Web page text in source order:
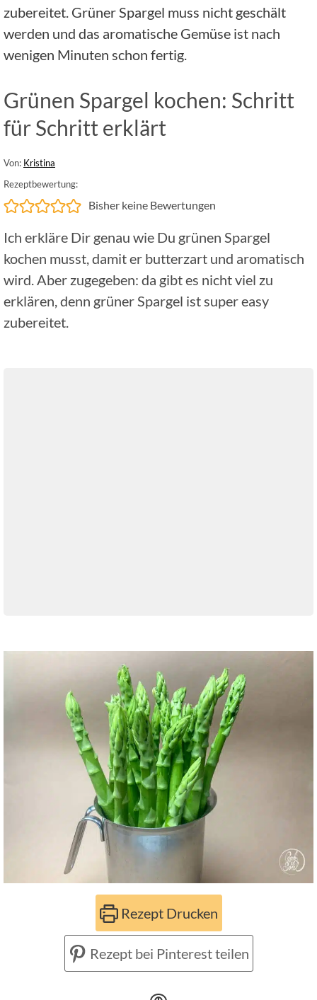
zubereitet. Grüner Spargel muss nicht geschält
werden und das aromatische Gemüse ist nach
wenigen Minuten schon fertig.
Grünen Spargel kochen: Schritt
für Schritt erklärt
Von: Kristina
Rezeptbewertung:
Bisher keine Bewertungen
Ich erkläre Dir genau wie Du grünen Spargel
kochen musst, damit er butterzart und aromatisch
wird. Aber zugegeben: da gibt es nicht viel zu
erklären, denn grüner Spargel ist super easy
zubereitet.
Rezept Drucken
Rezept bei Pinterest teilen